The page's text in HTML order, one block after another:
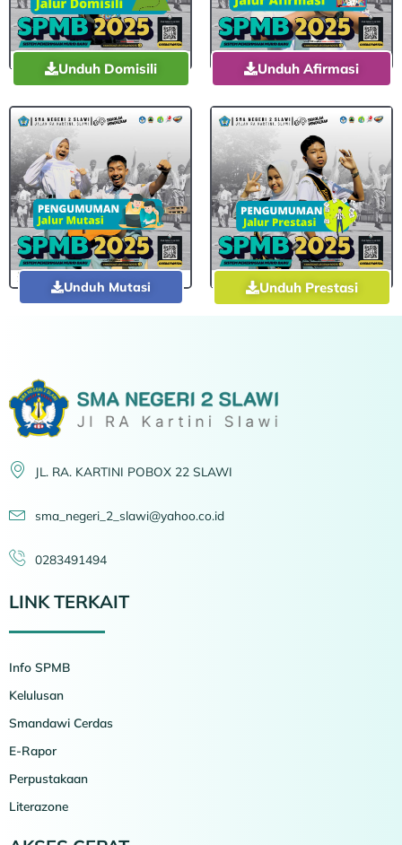
Unduh Domisili Unduh Afirmasi
Unduh Mutasi Unduh Prestasi
JL. RA. KARTINI POBOX 22 SLAWI
sma_negeri_2_slawi@yahoo.co.id
0283491494
LINK TERKAIT
Info SPMB
Kelulusan
Smandawi Cerdas
E-Rapor
Perpustakaan
Literazone